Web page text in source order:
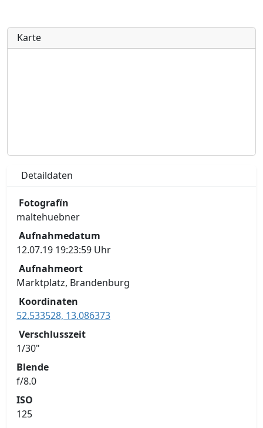
Karte
Detaildaten
Fotografïn
maltehuebner
Aufnahmedatum
12.07.19 19:23:59 Uhr
Aufnahmeort
Marktplatz, Brandenburg
Koordinaten
52.533528, 13.086373
Verschlusszeit
1/30"
Blende
f/8.0
ISO
125